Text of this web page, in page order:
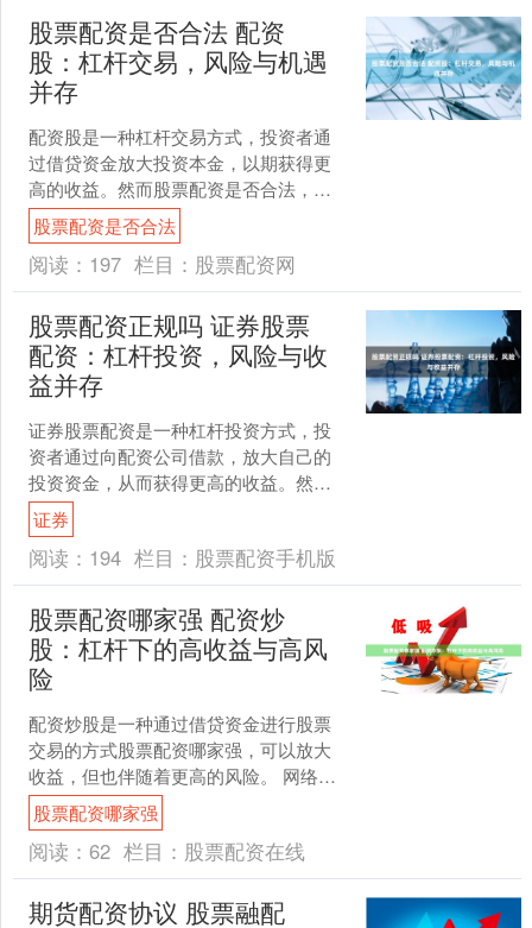
股票配资是否合法 配资
股：杠杆交易，风险与机遇
并存
配资股是一种杠杆交易方式，投资者通
过借贷资金放大投资本金，以期获得更
高的收益。然而股票配资是否合法，杠
杆交易也意味着更高的风险。 * **资金雄
厚：**拥有充足....
股票配资是否合法
阅读： 197 栏目： 股票配资网
股票配资正规吗 证券股票
配资：杠杆投资，风险与收
益并存
证券股票配资是一种杠杆投资方式，投
资者通过向配资公司借款，放大自己的
投资资金，从而获得更高的收益。然
而，杠杆投资也伴随着更高的风险。 其
次，高杠杆操作放大收益的....
证券
阅读： 194 栏目： 股票配资手机版
股票配资哪家强 配资炒
股：杠杆下的高收益与高风
险
配资炒股是一种通过借贷资金进行股票
交易的方式股票配资哪家强，可以放大
收益，但也伴随着更高的风险。 网络股
票配资是指投资者通过网络平台向配资
公司借入资金，用于股票....
股票配资哪家强
阅读： 62 栏目： 股票配资在线
期货配资协议 股票融配